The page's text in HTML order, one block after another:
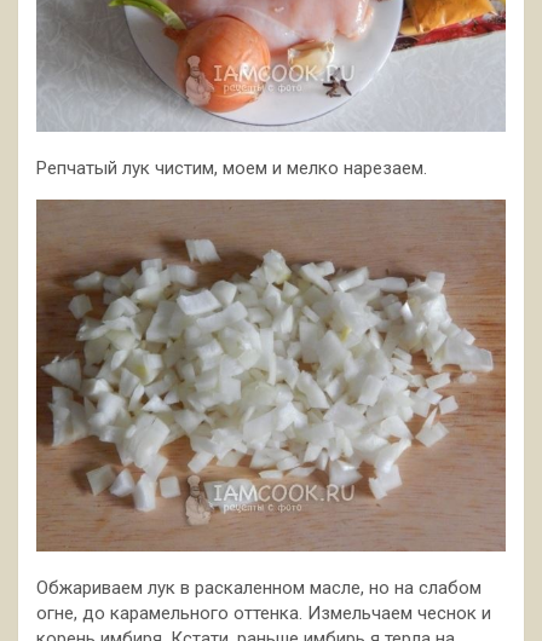
Репчатый лук чистим, моем и мелко нарезаем.
Обжариваем лук в раскаленном масле, но на слабом
огне, до карамельного оттенка. Измельчаем чеснок и